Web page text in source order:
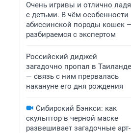
Очень игривы и отлично
с детьми. В чём особенности
абиссинской породы кошек
разбираемся с экспертом
Российский диджей
загадочно пропал в Таиланде
— связь с ним прервалась
накануне его дня рождения
Сибирский Бэнкси: как
скульптор в черной маске
развешивает загадочные арт-